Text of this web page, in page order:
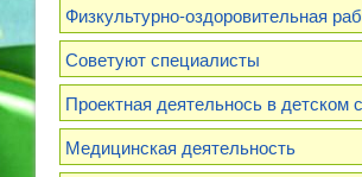
Физкультурно-оздоровительная
Советуют специалисты
Проектная деятельнось в детском
Медицинская деятельность